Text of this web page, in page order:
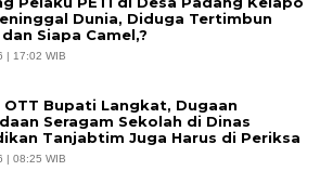
Dunia, Diduga Tertimbun
Siapa Camel,?
| 17:02 WIB
OTT Bupati Langkat, Dugaan
Seragam Sekolah di Dinas
Tanjabtim Juga Harus di Periksa
| 08:25 WIB